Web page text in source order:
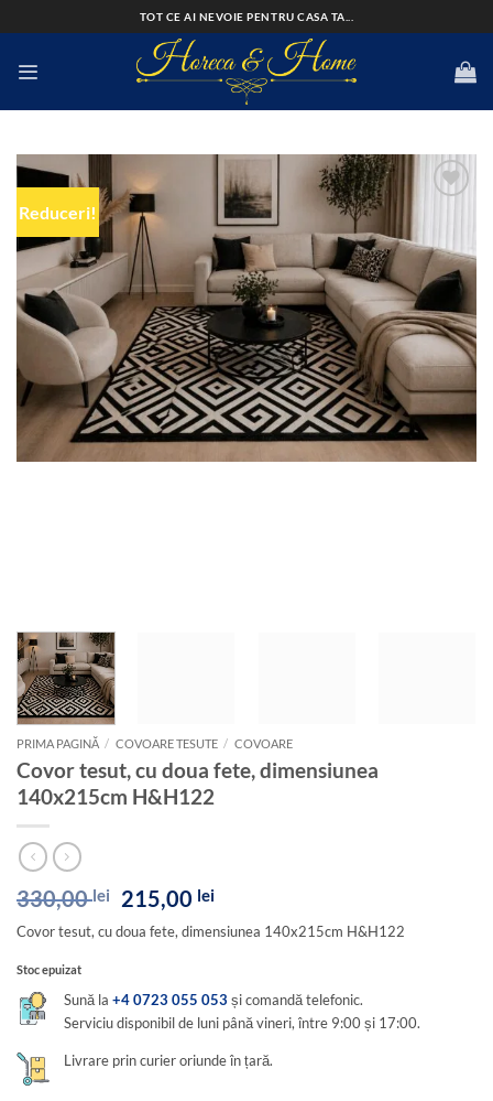
to
TOT CE AI NEVOIE PENTRU CASA TA...
Reduceri!
PRIMA PAGINĂ / COVOARE TESUTE / COVOARE
Covor tesut, cu doua fete, dimensiunea
140x215cm H&H122
330,00lei
Prețul
inițial
a
215,00 leiPrețul
este:
Covor tesut, cu doua fete, dimensiunea 140x215cm H&H122
Stoc epuizat
Sună la+4 0723 055 053 și comandă telefonic.
Serviciu disponibil de luni până vineri, între 9:00 și 17:00.
Livrare prin curier oriunde în țară.